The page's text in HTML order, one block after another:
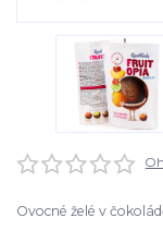
Ovocné želé v